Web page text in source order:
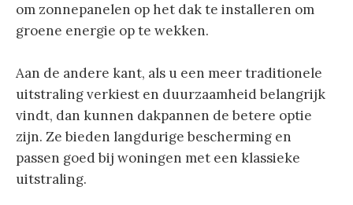
om zonnepanelen op het dak te installeren om
groene energie op te wekken.
Aan de andere kant, als u een meer traditionele
uitstraling verkiest en duurzaamheid belangrijk
vindt, dan kunnen dakpannen de betere optie
zijn. Ze bieden langdurige bescherming en
passen goed bij woningen met een klassieke
uitstraling.